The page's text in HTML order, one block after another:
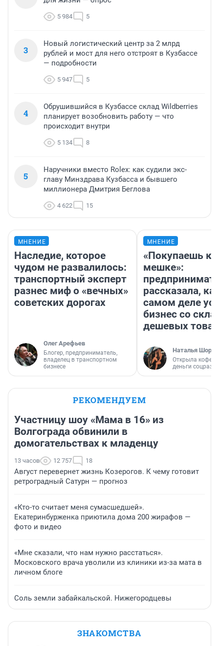
5 984 5
3
Новый логистический центр за 2 млрд
рублей и мост для него отстроят в Кузбассе
— подробности
5 947 5
4
Обрушившийся в Кузбассе склад Wildberries
планирует возобновить работу — что
происходит внутри
5 134 8
5
Наручники вместо Rolex: как судили экс-
главу Минздрава Кузбасса и бывшего
миллионера Дмитрия Беглова
4 622 15
МНЕНИЕ
Наследие, которое
чудом не развалилось:
транспортный эксперт
разнес миф о «вечных»
советских дорогах
Олег Арефьев
Блогер, предприниматель,
владелец в транспортном
бизнесе
МНЕНИЕ
«Покупаешь
мешке»:
рассказала,
самом деле
бизнес со
дешевых
Наталья
Открыла
деньги
РЕКОМЕНДУЕМ
Участницу шоу «Мама в 16» из
Волгограда обвинили в
домогательствах к младенцу
13 часов 12 757 18
Август перевернет жизнь Козерогов. К чему готовит
ретроградный Сатурн — прогноз
«Кто-то считает меня сумасшедшей».
Екатеринбурженка приютила дома 200 жирафов —
фото и видео
«Мне сказали, что нам нужно расстаться».
Московского врача уволили из клиники из-за мата в
личном блоге
Соль земли забайкальской. Нижегородцевы
ЗНАКОМСТВА